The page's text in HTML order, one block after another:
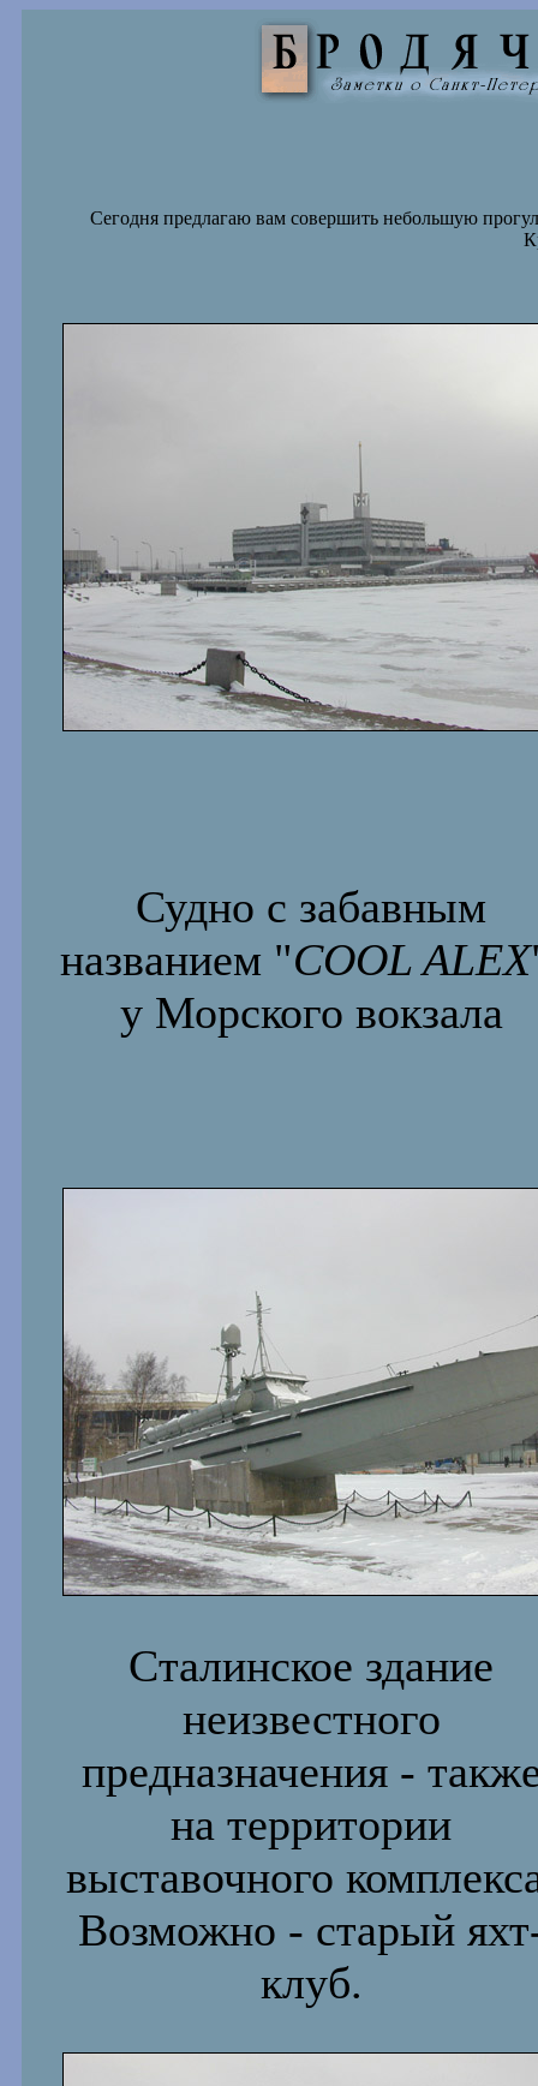
Сегодня предлагаю вам совершить небольшую
Судно с забавным
названием "COOL ALEX
у Морского вокзала
Сталинское здание
неизвестного
предназначения -
на территории
выставочного
Возможно - старый
клуб.